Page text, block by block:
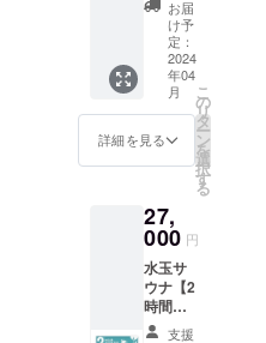
期限約2
年間の
入場券
に切り
替わり
ます。
温泉宿
泊券有
効期限 :
4月15日
までご
利用可
能 ・プ
レオー
プン招
待券有
可能と
なりま
す。
使用と
なりま
と8のつ
く日は
メンズ
デー・
す！
（4.8.1
4.18.24.
28） ・
貸切で
ご利用
の場合
+ロゴス
テッ
カー1種
・回数
券有効
期限 :
令和9年
10月31
日まで
能 ・1
回分を1
人のカ
ウント
として
ご利用
可能！
お届
け予
定：
2024
年04
月
詳細を見る
こ
の
リ
タ
ー
ン
を
選
択
す
る
27,
000 円
水玉サ
ウナ【2
時間貸
切】チ
支援